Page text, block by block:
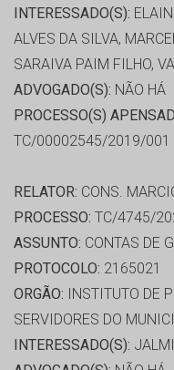
INTERESSADO(S):
ALVES DA SILVA,
SARAIVA PAIM FILHO,
ADVOGADO(S): NÃO HÁ
PROCESSO(S)
TC/00002545/2019/001
RELATOR: CONS.
PROCESSO: TC/4745/
ASSUNTO: CONTAS DE
PROTOCOLO: 2165021
ORGÃO: INSTITUTO DE
SERVIDORES DO
INTERESSADO(S):